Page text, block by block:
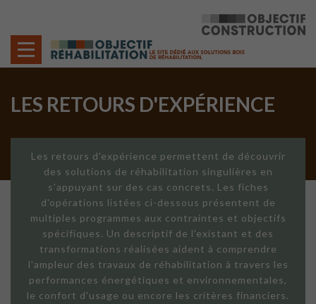
LES RETOURS D'EXPÉRIENCE
Les retours d'expérience permettent de découvrir
des solutions de réhabilitation singulières en
s'appuyant sur des cas concrets. Les fiches
d'opérations listées ci-dessous présentent de
multiples programmes aux contraintes et objectifs
spécifiques. Un descriptif de l'existant et des
transformations réalisées aident à comprendre
l'ampleur des travaux de réhabilitation à travers les
performances énergétiques et environnementales,
le confort d'usage ou encore les critères financiers.